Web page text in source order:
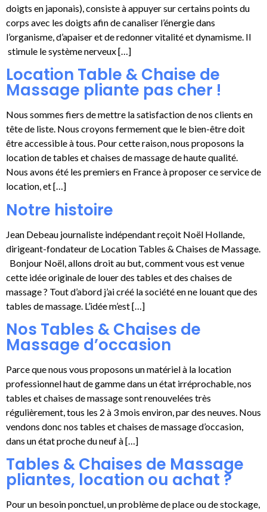
doigts en japonais), consiste à appuyer sur certains points du
corps avec les doigts afin de canaliser l’énergie dans
l’organisme, d’apaiser et de redonner vitalité et dynamisme. Il
stimule le système nerveux […]
Location Table & Chaise de
Massage pliante pas cher !
Nous sommes fiers de mettre la satisfaction de nos clients en
tête de liste. Nous croyons fermement que le bien-être doit
être accessible à tous. Pour cette raison, nous proposons la
location de tables et chaises de massage de haute qualité.
Nous avons été les premiers en France à proposer ce service de
location, et […]
Notre histoire
Jean Debeau journaliste indépendant reçoit Noël Hollande,
dirigeant-fondateur de Location Tables & Chaises de Massage.
Bonjour Noël, allons droit au but, comment vous est venue
cette idée originale de louer des tables et des chaises de
massage ? Tout d’abord j’ai créé la société en ne louant que des
tables de massage. L’idée m’est […]
Nos Tables & Chaises de
Massage d’occasion
Parce que nous vous proposons un matériel à la location
professionnel haut de gamme dans un état irréprochable, nos
tables et chaises de massage sont renouvelées très
régulièrement, tous les 2 à 3 mois environ, par des neuves. Nous
vendons donc nos tables et chaises de massage d’occasion,
dans un état proche du neuf à […]
Tables & Chaises de Massage
pliantes, location ou achat ?
Pour un besoin ponctuel, un problème de place ou de stockage,